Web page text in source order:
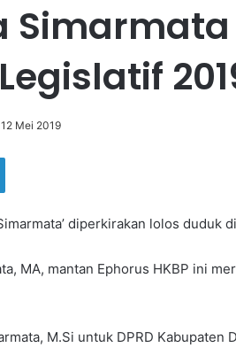
12 Mei 2019
diperkirakan lolos duduk
MA, mantan Ephorus HKBP ini
M.Si untuk DPRD